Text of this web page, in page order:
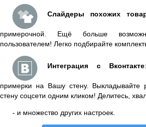
Слайдеры похожих
примерочной. Ещё больше
пользователем! Легко подбирайте
Интеграция с Вконтакте
примерки на Вашу стену. Выкладывайте
стену соцсети одним кликом! Делитесь,
- и множество других настроек.